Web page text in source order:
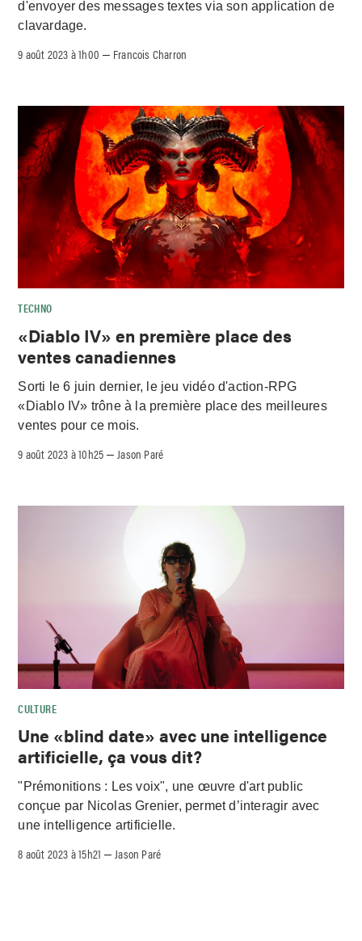
d'envoyer des messages textes via son application de
clavardage.
9 août 2023 à 1h00 – Francois Charron
TECHNO
«Diablo IV» en première place des
ventes canadiennes
Sorti le 6 juin dernier, le jeu vidéo d'action-RPG
«Diablo IV» trône à la première place des meilleures
ventes pour ce mois.
9 août 2023 à 10h25 – Jason Paré
CULTURE
Une «blind date» avec une intelligence
artificielle, ça vous dit?
"Prémonitions : Les voix", une œuvre d'art public
conçue par Nicolas Grenier, permet d’interagir avec
une intelligence artificielle.
8 août 2023 à 15h21 – Jason Paré